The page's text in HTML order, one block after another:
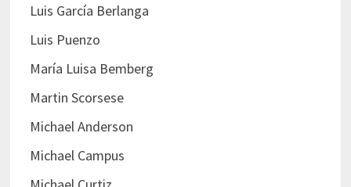
Luis García Berlanga
Luis Puenzo
María Luisa Bemberg
Martin Scorsese
Michael Anderson
Michael Campus